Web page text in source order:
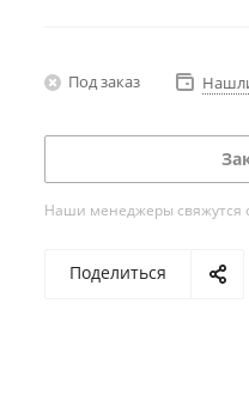
Под заказ
Наши менеджеры свяжутся
Поделиться